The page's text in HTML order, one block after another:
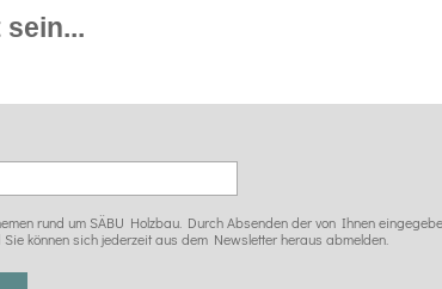
rund um SÄBU Holzbau. Durch Absenden der von Ihnen
können sich jederzeit aus dem Newsletter heraus abmelden.